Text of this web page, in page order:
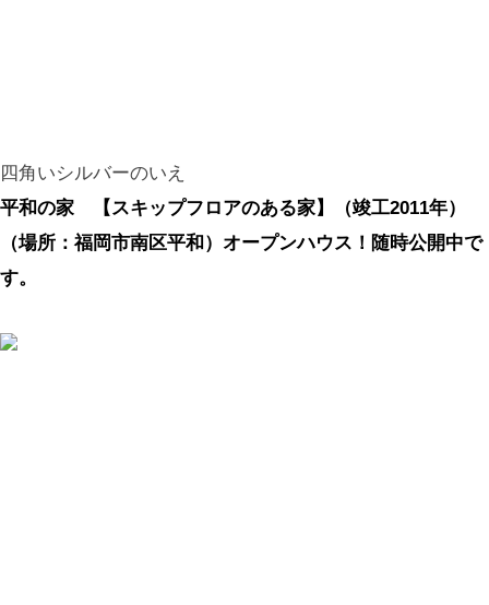
四角いシルバーのいえ
平和の家 【スキップフロアのある家】（竣工2011年）
（場所：福岡市南区平和）オープンハウス！随時公開中で
す。